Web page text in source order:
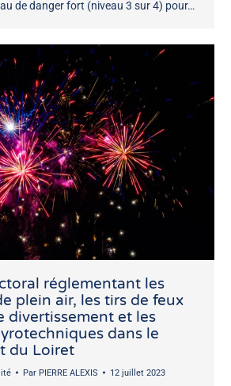
de danger fort (niveau 3 sur 4) pour…
réglementant les
plein air, les tirs de feux
divertissement et les
dans le
du Loiret
Par PIERRE ALEXIS 12 juillet 2023